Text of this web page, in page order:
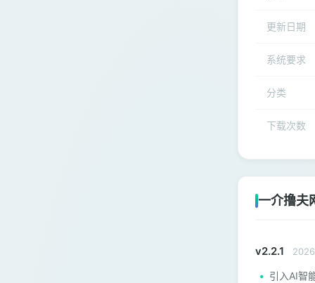
更新日期
系统要求
分类
下载次数
一介撸夫
v2.2.1
引入AI智